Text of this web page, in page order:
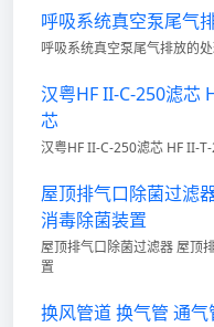
呼吸系统真空泵尾气
呼吸系统真空泵尾气排放的
汉粤HF II-C-250滤芯
芯
汉粤HF II-C-250滤芯 HF II-
屋顶排气口除菌过滤
消毒除菌装置
屋顶排气口除菌过滤器 屋顶排气口消毒除菌装
置
换风管道 换气管 通